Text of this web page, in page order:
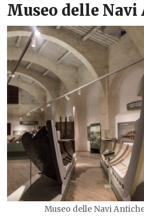
Museo delle Navi
Museo delle Navi